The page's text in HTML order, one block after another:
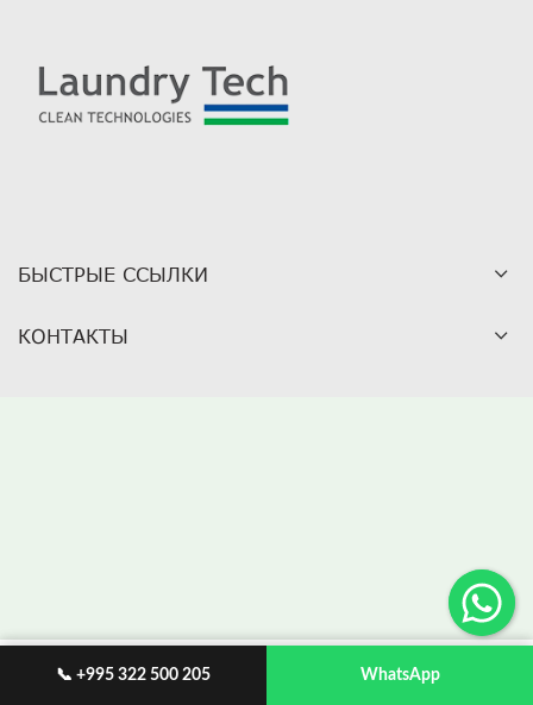
БЫСТРЫЕ ССЫЛКИ
КОНТАКТЫ
My account
📞 +995 322 500 205 WhatsApp